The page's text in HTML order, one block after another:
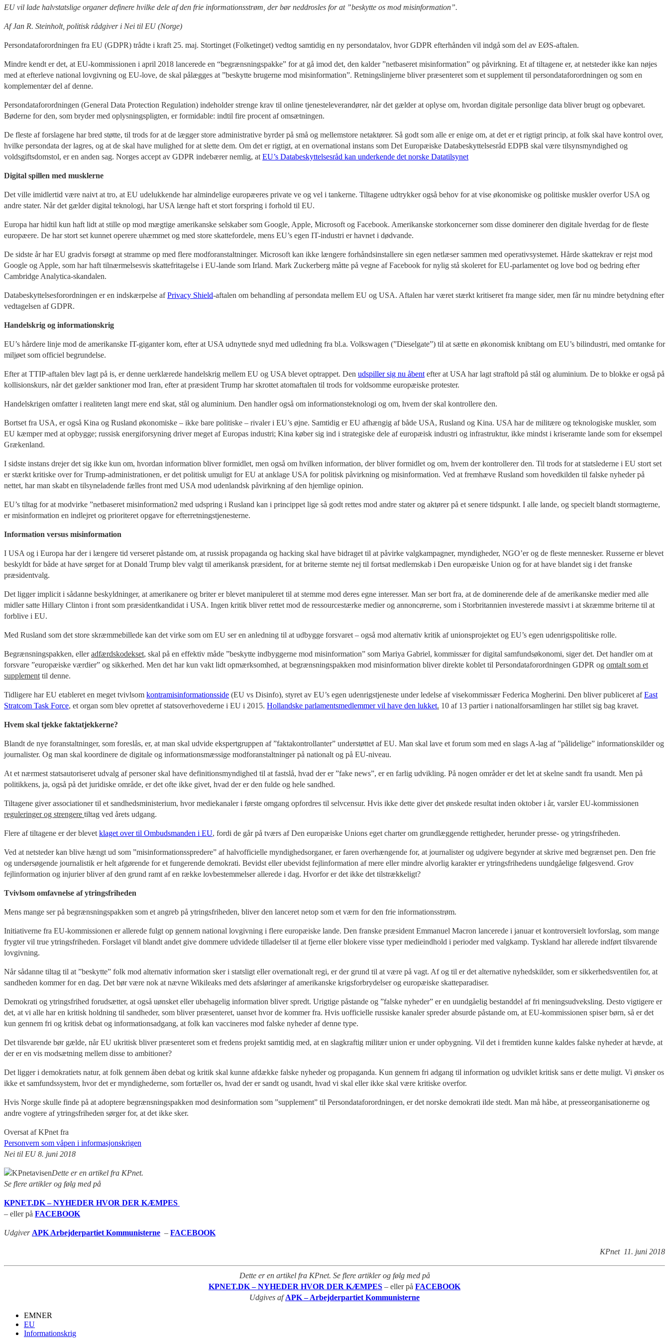
EU vil lade halvstatslige organer definere hvilke dele af den frie informationsstrøm, der bør neddrosles for at ”beskytte os mod misinformation”.
Af Jan R. Steinholt, politisk rådgiver i Nei til EU (Norge)
Persondataforordningen fra EU (GDPR) trådte i kraft 25. maj. Stortinget (Folketinget) vedtog samtidig en ny persondatalov, hvor GDPR efterhånden vil indgå som del av EØS-aftalen.
Mindre kendt er det, at EU-kommissionen i april 2018 lancerede en “begrænsningspakke” for at gå imod det, den kalder ”netbaseret misinformation” og påvirkning. Et af tiltagene er, at netsteder ikke kan nøjes
med at efterleve national lovgivning og EU-love, de skal pålægges at ”beskytte brugerne mod misinformation”. Retningslinjerne bliver præsenteret som et supplement til persondataforordningen og som en
komplementær del af denne.
Persondataforordningen (General Data Protection Regulation) indeholder strenge krav til online tjenesteleverandører, når det gælder at oplyse om, hvordan digitale personlige data bliver brugt og opbevaret.
Bøderne for den, som bryder med oplysningspligten, er formidable: indtil fire procent af omsætningen.
De fleste af forslagene har bred støtte, til trods for at de lægger store administrative byrder på små og mellemstore netaktører. Så godt som alle er enige om, at det er et rigtigt princip, at folk skal have kontrol over,
hvilke persondata der lagres, og at de skal have mulighed for at slette dem. Om det er rigtigt, at en overnational instans som Det Europæiske Databeskyttelsesråd EDPB skal være tilsynsmyndighed og
voldsgiftsdomstol, er en anden sag. Norges accept av GDPR indebærer nemlig, at EU’s Databeskyttelsesråd kan underkende det norske Datatilsynet
Digital spillen med musklerne
Det ville imidlertid være naivt at tro, at EU udelukkende har almindelige europæeres private ve og vel i tankerne. Tiltagene udtrykker også behov for at vise økonomiske og politiske muskler overfor USA og
andre stater. Når det gælder digital teknologi, har USA længe haft et stort forspring i forhold til EU.
Europa har hidtil kun haft lidt at stille op mod mægtige amerikanske selskaber som Google, Apple, Microsoft og Facebook. Amerikanske storkoncerner som disse dominerer den digitale hverdag for de fleste
europæere. De har stort set kunnet operere uhæmmet og med store skattefordele, mens EU’s egen IT-industri er havnet i dødvande.
De sidste år har EU gradvis forsøgt at stramme op med flere modforanstaltninger. Microsoft kan ikke længere forhåndsinstallere sin egen netlæser sammen med operativsystemet. Hårde skattekrav er rejst mod
Google og Apple, som har haft tilnærmelsesvis skattefritagelse i EU-lande som Irland. Mark Zuckerberg måtte på vegne af Facebook for nylig stå skoleret for EU-parlamentet og love bod og bedring efter
Cambridge Analytica-skandalen.
Databeskyttelsesforordningen er en indskærpelse afPrivacy Shield-aftalen om behandling af persondata mellem EU og USA. Aftalen har været stærkt kritiseret fra mange sider, men får nu mindre betydning efter
vedtagelsen af GDPR.
Handelskrig og informationskrig
EU’s hårdere linje mod de amerikanske IT-giganter kom, efter at USA udnyttede snyd med udledning fra bl.a. Volkswagen (”Dieselgate”) til at sætte en økonomisk knibtang om EU’s bilindustri, med omtanke for
miljøet som officiel begrundelse.
Efter at TTIP-aftalen blev lagt på is, er denne uerklærede handelskrig mellem EU og USA blevet optrappet. Den udspiller sig nu åbent efter at USA har lagt straftold på stål og aluminium. De to blokke er også på
kollisionskurs, når det gælder sanktioner mod Iran, efter at præsident Trump har skrottet atomaftalen til trods for voldsomme europæiske protester.
Handelskrigen omfatter i realiteten langt mere end skat, stål og aluminium. Den handler også om informationsteknologi og om, hvem der skal kontrollere den.
Bortset fra USA, er også Kina og Rusland økonomiske – ikke bare politiske – rivaler i EU’s øjne. Samtidig er EU afhængig af både USA, Rusland og Kina. USA har de militære og teknologiske muskler, som
EU kæmper med at opbygge; russisk energiforsyning driver meget af Europas industri; Kina køber sig ind i strategiske dele af europæisk industri og infrastruktur, ikke mindst i kriseramte lande som for eksempel
Grækenland.
I sidste instans drejer det sig ikke kun om, hvordan information bliver formidlet, men også om hvilken information, der bliver formidlet og om, hvem der kontrollerer den. Til trods for at statslederne i EU stort set
er stærkt kritiske over for Trump-administrationen, er det politisk umuligt for EU at anklage USA for politisk påvirkning og misinformation. Ved at fremhæve Rusland som hovedkilden til falske nyheder på
nettet, har man skabt en tilsyneladende fælles front med USA mod udenlandsk påvirkning af den hjemlige opinion.
EU’s tiltag for at modvirke ”netbaseret misinformation2 med udspring i Rusland kan i princippet lige så godt rettes mod andre stater og aktører på et senere tidspunkt. I alle lande, og specielt blandt stormagterne,
er misinformation en indlejret og prioriteret opgave for efterretningstjenesterne.
Information versus misinformation
I USA og i Europa har der i længere tid verseret påstande om, at russisk propaganda og hacking skal have bidraget til at påvirke valgkampagner, myndigheder, NGO’er og de fleste mennesker. Russerne er blevet
beskyldt for både at have sørget for at Donald Trump blev valgt til amerikansk præsident, for at briterne stemte nej til fortsat medlemskab i Den europæiske Union og for at have blandet sig i det franske
præsidentvalg.
Det ligger implicit i sådanne beskyldninger, at amerikanere og briter er blevet manipuleret til at stemme mod deres egne interesser. Man ser bort fra, at de dominerende dele af de amerikanske medier med alle
midler satte Hillary Clinton i front som præsidentkandidat i USA. Ingen kritik bliver rettet mod de ressourcestærke medier og annoncørerne, som i Storbritannien investerede massivt i at skræmme briterne til at
forblive i EU.
Med Rusland som det store skræmmebillede kan det virke som om EU ser en anledning til at udbygge forsvaret – også mod alternativ kritik af unionsprojektet og EU’s egen udenrigspolitiske rolle.
Begrænsningspakken, elleradfærdskodekset, skal på en effektiv måde ”beskytte indbyggerne mod misinformation” som Mariya Gabriel, kommissær for digital samfundsøkonomi, siger det. Det handler om at
forsvare ”europæiske værdier” og sikkerhed. Men det har kun vakt lidt opmærksomhed, at begrænsningspakken mod misinformation bliver direkte koblet til Persondataforordningen GDPR og omtalt som et
supplement til denne.
Tidligere har EU etableret en meget tvivlsom kontramisinformationsside (EU vs Disinfo), styret av EU’s egen udenrigstjeneste under ledelse af visekommissær Federica Mogherini. Den bliver publiceret afEast
Stratcom Task Force, et organ som blev oprettet af statsoverhovederne i EU i 2015. Hollandske parlamentsmedlemmer vil have den lukket. 10 af 13 partier i nationalforsamlingen har stillet sig bag kravet.
Hvem skal tjekke faktatjekkerne?
Blandt de nye foranstaltninger, som foreslås, er, at man skal udvide ekspertgruppen af ”faktakontrollanter” understøttet af EU. Man skal lave et forum som med en slags A-lag af ”pålidelige” informationskilder og
journalister. Og man skal koordinere de digitale og informationsmæssige modforanstaltninger på nationalt og på EU-niveau.
At et nærmest statsautoriseret udvalg af personer skal have definitionsmyndighed til at fastslå, hvad der er ”fake news”, er en farlig udvikling. På nogen områder er det let at skelne sandt fra usandt. Men på
politikkens, ja, også på det juridiske område, er det ofte ikke givet, hvad der er den fulde og hele sandhed.
Tiltagene giver associationer til et sandhedsministerium, hvor mediekanaler i første omgang opfordres til selvcensur. Hvis ikke dette giver det ønskede resultat inden oktober i år, varsler EU-kommissionen
reguleringer og strengere tiltag ved årets udgang.
Flere af tiltagene er der blevet klaget over til Ombudsmanden i EU, fordi de går på tværs af Den europæiske Unions eget charter om grundlæggende rettigheder, herunder presse- og ytringsfriheden.
Ved at netsteder kan blive hængt ud som ”misinformationsspredere” af halvofficielle myndighedsorganer, er faren overhængende for, at journalister og udgivere begynder at skrive med begrænset pen. Den frie
og undersøgende journalistik er helt afgørende for et fungerende demokrati. Bevidst eller ubevidst fejlinformation af mere eller mindre alvorlig karakter er ytringsfrihedens uundgåelige følgesvend. Grov
fejlinformation og injurier bliver af den grund ramt af en række lovbestemmelser allerede i dag. Hvorfor er det ikke det tilstrækkeligt?
Tvivlsom omfavnelse af ytringsfriheden
Mens mange ser på begrænsningspakken som et angreb på ytringsfriheden, bliver den lanceret netop som et værn for den frie informationsstrøm.
Initiativerne fra EU-kommissionen er allerede fulgt op gennem national lovgivning i flere europæiske lande. Den franske præsident Emmanuel Macron lancerede i januar et kontroversielt lovforslag, som mange
frygter vil true ytringsfriheden. Forslaget vil blandt andet give dommere udvidede tilladelser til at fjerne eller blokere visse typer medieindhold i perioder med valgkamp. Tyskland har allerede indført tilsvarende
lovgivning.
Når sådanne tiltag til at ”beskytte” folk mod alternativ information sker i statsligt eller overnationalt regi, er der grund til at være på vagt. Af og til er det alternative nyhedskilder, som er sikkerhedsventilen for, at
sandheden kommer for en dag. Det bør være nok at nævne Wikileaks med dets afsløringer af amerikanske krigsforbrydelser og europæiske skatteparadiser.
Demokrati og ytringsfrihed forudsætter, at også uønsket eller ubehagelig information bliver spredt. Urigtige påstande og ”falske nyheder” er en uundgåelig bestanddel af fri meningsudveksling. Desto vigtigere er
det, at vi alle har en kritisk holdning til sandheder, som bliver præsenteret, uanset hvor de kommer fra. Hvis uofficielle russiske kanaler spreder absurde påstande om, at EU-kommissionen spiser børn, så er det
kun gennem fri og kritisk debat og informationsadgang, at folk kan vaccineres mod falske nyheder af denne type.
Det tilsvarende bør gælde, når EU ukritisk bliver præsenteret som et fredens projekt samtidig med, at en slagkraftig militær union er under opbygning. Vil det i fremtiden kunne kaldes falske nyheder at hævde, at
der er en vis modsætning mellem disse to ambitioner?
Det ligger i demokratiets natur, at folk gennem åben debat og kritik skal kunne afdække falske nyheder og propaganda. Kun gennem fri adgang til information og udviklet kritisk sans er dette muligt. Vi ønsker os
ikke et samfundssystem, hvor det er myndighederne, som fortæller os, hvad der er sandt og usandt, hvad vi skal eller ikke skal være kritiske overfor.
Hvis Norge skulle finde på at adoptere begrænsningspakken mod desinformation som ”supplement” til Persondataforordningen, er det norske demokrati ilde stedt. Man må håbe, at presseorganisationerne og
andre vogtere af ytringsfriheden sørger for, at det ikke sker.
Oversat af KPnet fra
Personvern som våpen i informasjonskrigen
Nei til EU 8. juni 2018
Dette er en artikel fra KPnet.
Se flere artikler og følg med på
KPNET.DK – NYHEDER HVOR DER KÆMPES
– eller på FACEBOOK
Udgiver APK Arbejderpartiet Kommunisterne – FACEBOOK
KPnet 11. juni 2018
Dette er en artikel fra KPnet. Se flere artikler og følg med på
KPNET.DK – NYHEDER HVOR DER KÆMPES – eller på FACEBOOK
Udgives afAPK – Arbejderpartiet Kommunisterne
EMNER
EU
Informationskrig